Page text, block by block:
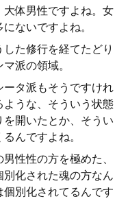
大体男性ですよね。女
ないですよね。
た修行を経てたどり
派の領域。
ータ派もそうですけれ
ような、そういう状態
開いたとか、そうい
んですよね。
性性の方を極めた、
化された魂の方なん
別化されてるんです